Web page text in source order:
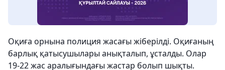
Оқиға орнына полиция жасағы жіберілді. Оқиғаның
барлық қатысушылары анықталып, ұсталды. Олар
19-22 жас аралығындағы жастар болып шықты.